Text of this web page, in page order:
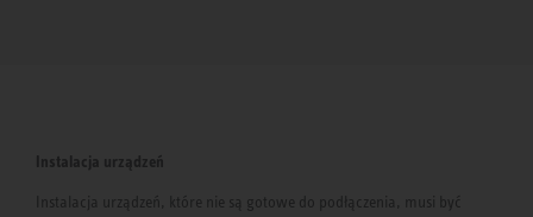
Instalacja urządzeń
Instalacja urządzeń, które nie są gotowe do podłączenia, musi być